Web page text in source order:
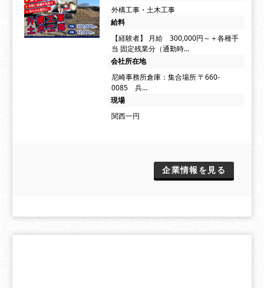
外構工事・土木工事
給料
【経験者】 月給 300,000円～＋各種手
当 固定残業分（通勤時…
会社所在地
尼崎事務所倉庫：集合場所 〒660-
0085 兵…
現場
関西一円
企業情報を見る